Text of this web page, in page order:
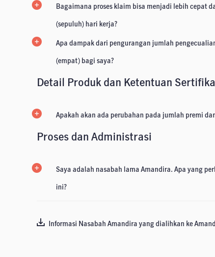
Bagaimana proses klaim bisa menjadi lebih cepat
(sepuluh) hari kerja?
Apa dampak dari pengurangan jumlah
(empat) bagi saya?
Detail Produk dan Ketentuan
Apakah akan ada perubahan pada jumlah premi
Proses dan Administrasi
Saya adalah nasabah lama Amandira. Apa yang
ini?
Informasi Nasabah Amandira yang dialihkan ke